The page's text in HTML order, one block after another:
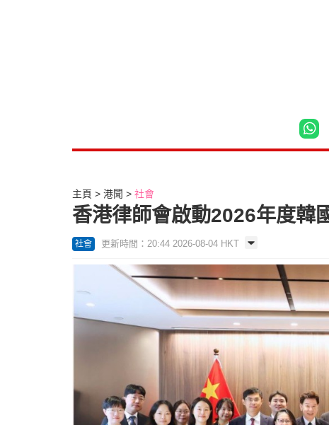
主頁 港聞 社會
香港律師會啟動2026年度韓
社會 更新時間：20:44 2026-08-04 HKT